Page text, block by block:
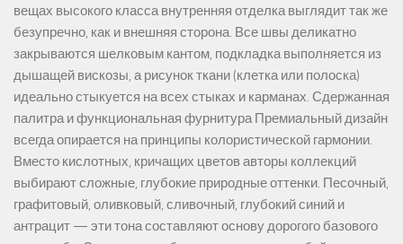
вещах высокого класса внутренняя отделка выглядит так же
безупречно, как и внешняя сторона. Все швы деликатно
закрываются шелковым кантом, подкладка выполняется из
дышащей вискозы, а рисунок ткани (клетка или полоска)
идеально стыкуется на всех стыках и карманах. Сдержанная
палитра и функциональная фурнитура Премиальный дизайн
всегда опирается на принципы колористической гармонии.
Вместо кислотных, кричащих цветов авторы коллекций
выбирают сложные, глубокие природные оттенки. Песочный,
графитовый, оливковый, сливочный, глубокий синий и
антрацит — эти тона составляют основу дорогого базового